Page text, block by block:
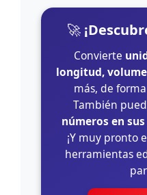
🚀
Convierte
longitud,
más, de
También
números en
¡Y muy pronto
herramientas